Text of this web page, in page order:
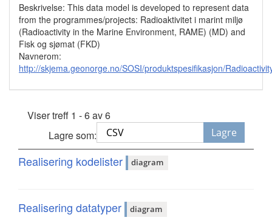
Beskrivelse: This data model is developed to represent data
from the programmes/projects: Radioaktivitet i marint miljø
(Radioactivity in the Marine Environment, RAME) (MD) and
Fisk og sjømat (FKD)
Navnerom:
http://skjema.geonorge.no/SOSI/produktspesifikasjon/
Viser treff 1 - 6 av 6
Lagre som:
Lagre
Realisering kodelister diagram
Realisering datatyper diagram